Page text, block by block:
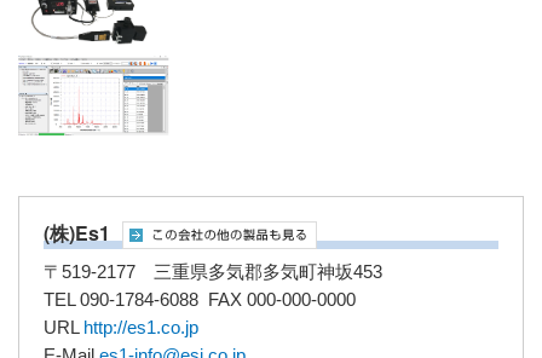
(株)Es1
〒519-2177 三重県多気郡多気町神坂453
TEL 090-1784-6088 FAX 000-000-0000
URL http://es1.co.jp